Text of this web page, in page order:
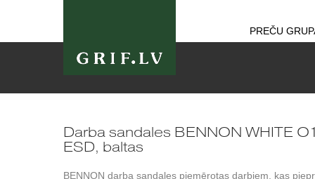
PREČU
Darba sandales BENNON WHITE
ESD, baltas
BENNON darba sandales piemērotas darbiem, kas